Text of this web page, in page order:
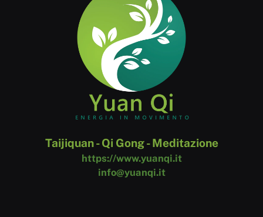
Taijiquan - Qi Gong - Meditazione
https://www.yuanqi.it
info@yuanqi.it